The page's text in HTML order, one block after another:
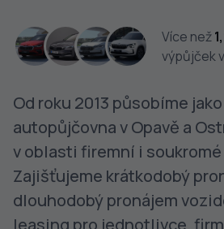
Více než
výpůjček
Od roku 2013 působíme
autopůjčovna v Opavě a
v oblasti firemní i
Zajišťujeme krátkodobý
dlouhodobý pronájem
leasing pro jednotlivce,